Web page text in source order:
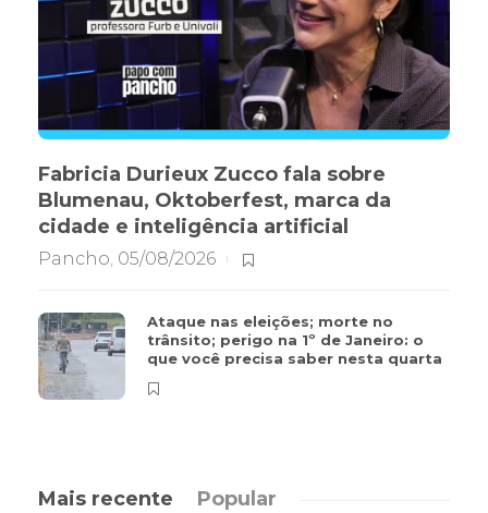
Fabricia Durieux Zucco fala sobre
Blumenau, Oktoberfest, marca da
cidade e inteligência artificial
Pancho, 05/08/2026
Ataque nas eleições; morte no
trânsito; perigo na 1º de Janeiro: o
que você precisa saber nesta quarta
Mais recente Popular